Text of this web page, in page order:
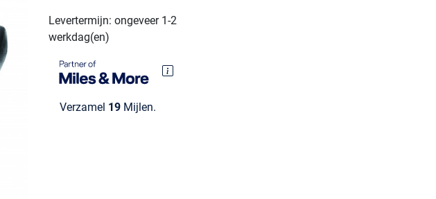
Levertermijn: ongeveer 1-2
werkdag(en)
Verzamel 19Mijlen.